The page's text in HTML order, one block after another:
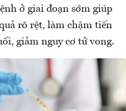
ở giai đoạn sớm giúp
rõ rệt, làm chậm tiến
giảm nguy cơ tử vong.